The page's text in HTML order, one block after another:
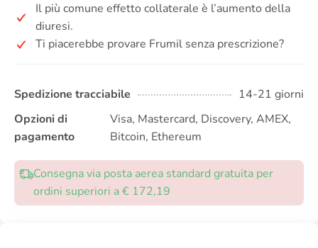
Il più comune effetto collaterale è l’aumento della
diuresi.
Ti piacerebbe provare Frumil senza prescrizione?
Spedizione tracciabile
14-21 giorni
Opzioni di
pagamento
Visa, Mastercard, Discovery, AMEX,
Bitcoin, Ethereum
Consegna via posta aerea standard gratuita per
ordini superiori a € 172,19